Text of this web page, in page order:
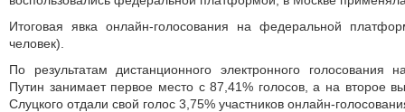
Итоговая явка онлайн-голосования на федеральной
человек).
По результатам дистанционного электронного
Путин занимает первое место с 87,41% голосов, а на второе
Слуцкого отдали свой голос 3,75% участников онлайн-